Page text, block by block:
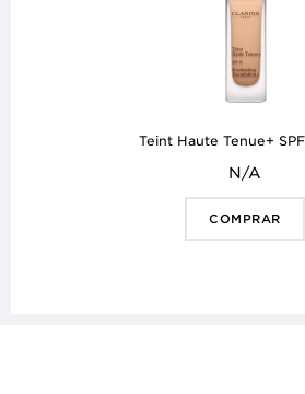
Teint Haute Tenue+
N/A
COMPRAR